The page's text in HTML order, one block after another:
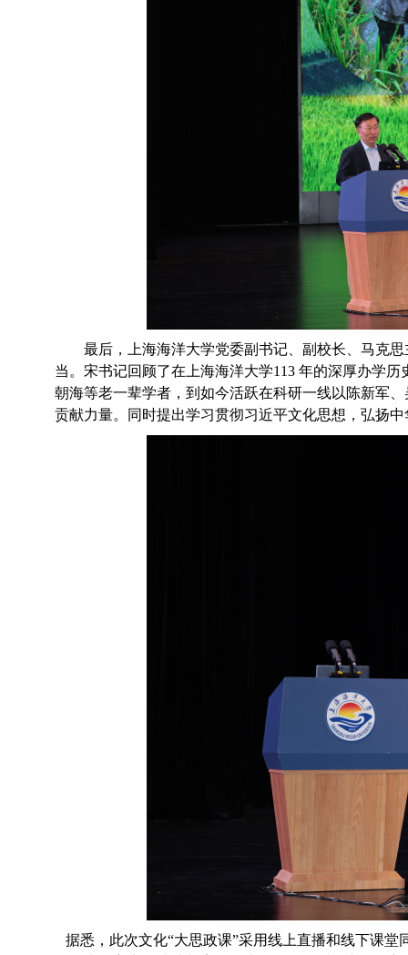
最后，上海海洋大学党委副书记、副校长、马克
当。 宋书记回顾了在上海海洋大学113 年的深厚办学
朝海等老一辈学者，到如今活跃在科研一线以陈新军
贡献力量。同时提出学习贯彻习近平文化思想，弘扬
据悉，此次文化“大思政课”采用线上直播和线下课堂